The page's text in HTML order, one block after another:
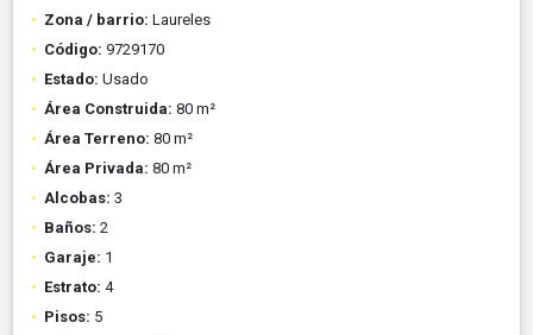
Zona / barrio: Laureles
Código: 9729170
Estado: Usado
Área Construida: 80 m²
Área Terreno: 80 m²
Área Privada: 80 m²
Alcobas: 3
Baños: 2
Garaje: 1
Estrato: 4
Pisos: 5